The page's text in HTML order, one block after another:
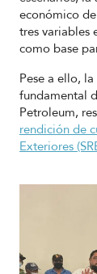
económico
tres variables
como base
Pese a ello,
fundamental
Petroleum,
rendición de
Exteriores